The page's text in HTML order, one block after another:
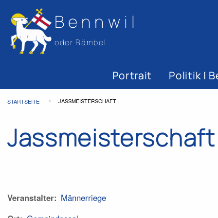
Bennwil
oder Bämbel
Top
Bar
Portrait Politik |
Pfadnavigation
STARTSEITE JASSMEISTERSCHAFT
Jassmeisterschaft
Veranstalter
Männerriege